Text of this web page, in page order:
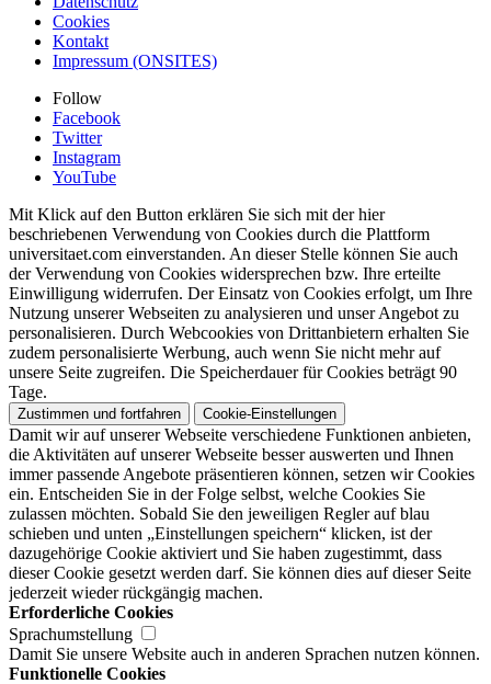
Cookies
Kontakt
Impressum (ONSITES)
Follow
Facebook
Twitter
Instagram
YouTube
Mit Klick auf den Button erklären Sie sich mit der hier
beschriebenen Verwendung von Cookies durch die Plattform
universitaet.com einverstanden. An dieser Stelle können Sie auch
der Verwendung von Cookies widersprechen bzw. Ihre erteilte
Einwilligung widerrufen. Der Einsatz von Cookies erfolgt, um Ihre
Nutzung unserer Webseiten zu analysieren und unser Angebot zu
personalisieren. Durch Webcookies von Drittanbietern erhalten Sie
zudem personalisierte Werbung, auch wenn Sie nicht mehr auf
unsere Seite zugreifen. Die Speicherdauer für Cookies beträgt 90
Tage.
Zustimmen und fortfahren Cookie-Einstellungen
Damit wir auf unserer Webseite verschiedene Funktionen anbieten,
die Aktivitäten auf unserer Webseite besser auswerten und Ihnen
immer passende Angebote präsentieren können, setzen wir Cookies
ein. Entscheiden Sie in der Folge selbst, welche Cookies Sie
zulassen möchten. Sobald Sie den jeweiligen Regler auf blau
schieben und unten „Einstellungen speichern“ klicken, ist der
dazugehörige Cookie aktiviert und Sie haben zugestimmt, dass
dieser Cookie gesetzt werden darf. Sie können dies auf dieser Seite
jederzeit wieder rückgängig machen.
Erforderliche Cookies
Sprachumstellung
Damit Sie unsere Website auch in anderen Sprachen nutzen können.
Funktionelle Cookies